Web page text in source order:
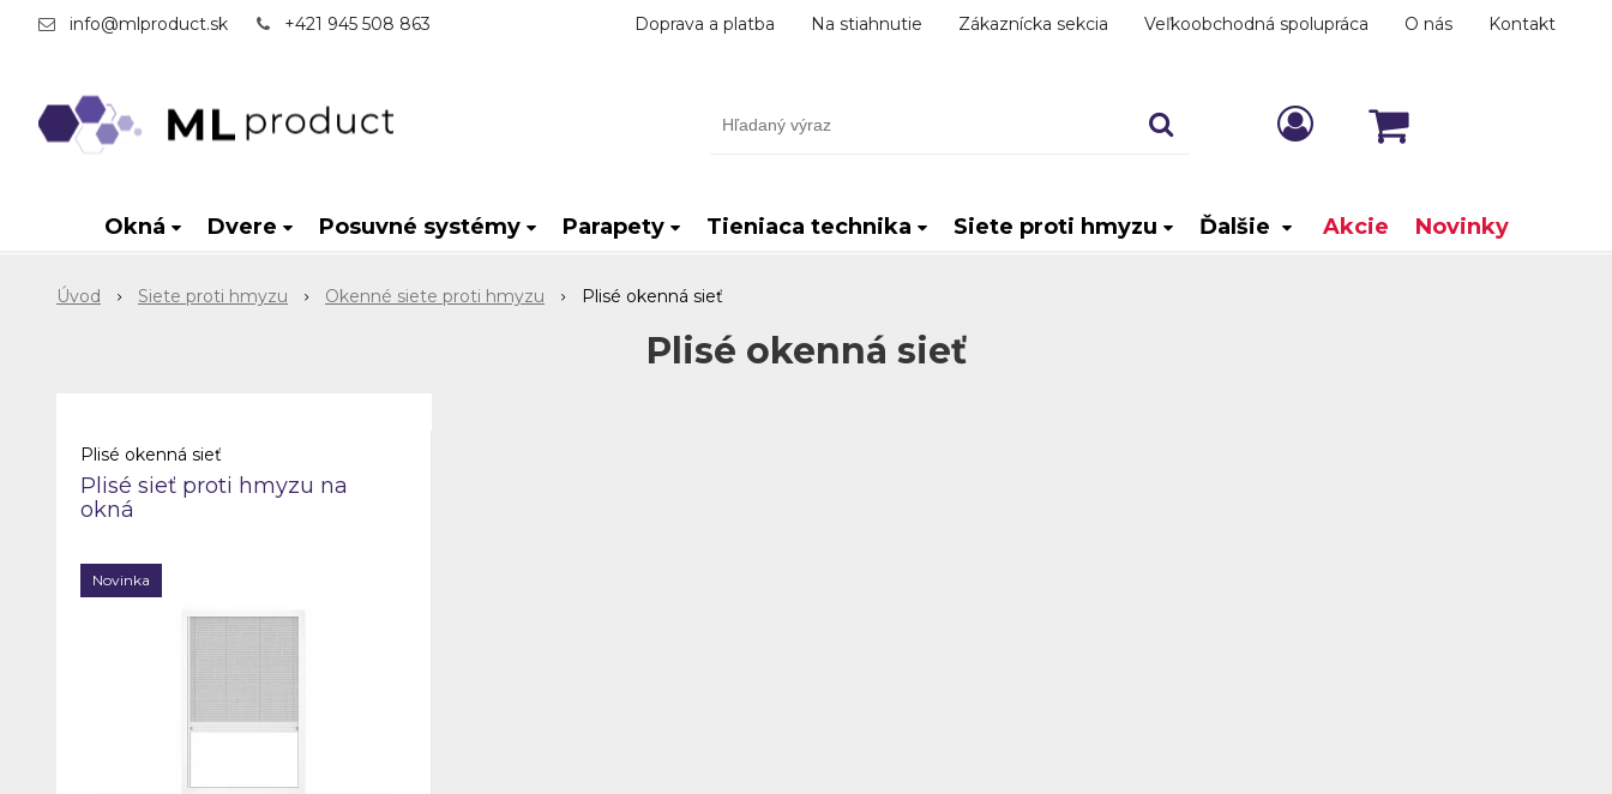
info@mlproduct.sk +421 945 508 863 Doprava a platba Na stiahnutie Zákaznícka sekcia Veľkoobchodná spolupráca O nás Kontakt
Okná Dvere Posuvné systémy Parapety Tieniaca technika Siete proti hmyzu Ďalšie Akcie Novinky
Úvod Siete proti hmyzu Okenné siete proti hmyzu Plisé okenná sieť
Plisé okenná sieť
Plisé okenná sieť
Plisé sieť proti hmyzu na
okná
Novinka